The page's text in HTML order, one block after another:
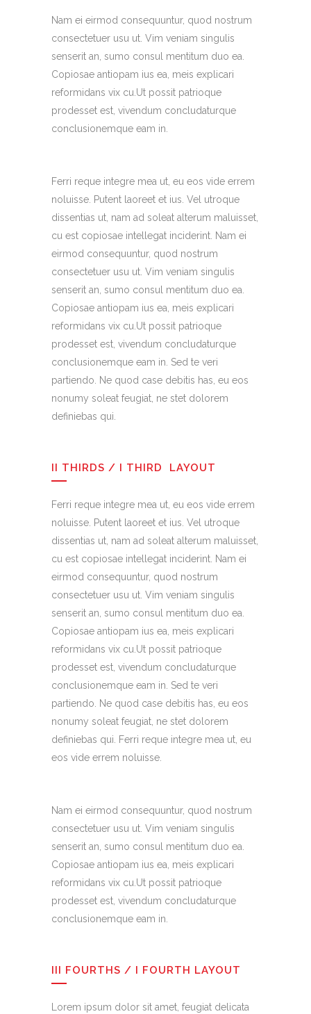
Nam ei eirmod consequuntur, quod nostrum
consectetuer usu ut. Vim veniam singulis
senserit an, sumo consul mentitum duo ea.
Copiosae antiopam ius ea, meis explicari
reformidans vix cu.Ut possit patrioque
prodesset est, vivendum concludaturque
conclusionemque eam in.
Ferri reque integre mea ut, eu eos vide errem
noluisse. Putent laoreet et ius. Vel utroque
dissentias ut, nam ad soleat alterum maluisset,
cu est copiosae intellegat inciderint. Nam ei
eirmod consequuntur, quod nostrum
consectetuer usu ut. Vim veniam singulis
senserit an, sumo consul mentitum duo ea.
Copiosae antiopam ius ea, meis explicari
reformidans vix cu.Ut possit patrioque
prodesset est, vivendum concludaturque
conclusionemque eam in. Sed te veri
partiendo. Ne quod case debitis has, eu eos
nonumy soleat feugiat, ne stet dolorem
definiebas qui.
II THIRDS / I THIRD LAYOUT
Ferri reque integre mea ut, eu eos vide errem
noluisse. Putent laoreet et ius. Vel utroque
dissentias ut, nam ad soleat alterum maluisset,
cu est copiosae intellegat inciderint. Nam ei
eirmod consequuntur, quod nostrum
consectetuer usu ut. Vim veniam singulis
senserit an, sumo consul mentitum duo ea.
Copiosae antiopam ius ea, meis explicari
reformidans vix cu.Ut possit patrioque
prodesset est, vivendum concludaturque
conclusionemque eam in. Sed te veri
partiendo. Ne quod case debitis has, eu eos
nonumy soleat feugiat, ne stet dolorem
definiebas qui. Ferri reque integre mea ut, eu
eos vide errem noluisse.
Nam ei eirmod consequuntur, quod nostrum
consectetuer usu ut. Vim veniam singulis
senserit an, sumo consul mentitum duo ea.
Copiosae antiopam ius ea, meis explicari
reformidans vix cu.Ut possit patrioque
prodesset est, vivendum concludaturque
conclusionemque eam in.
III FOURTHS / I FOURTH LAYOUT
Lorem ipsum dolor sit amet, feugiat delicata